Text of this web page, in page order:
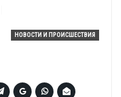
НОВОСТИ И ПРОИСШЕСТВИЯ